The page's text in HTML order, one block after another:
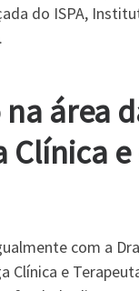
do ISPA,
área
Clínica e
com a
Clínica e